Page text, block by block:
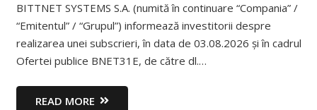
BITTNET SYSTEMS S.A. (numită în continuare “Compania” /
“Emitentul” / “Grupul”) informează investitorii despre
realizarea unei subscrieri, în data de 03.08.2026 și în cadrul
Ofertei publice BNET31E, de către dl.…
READ MORE